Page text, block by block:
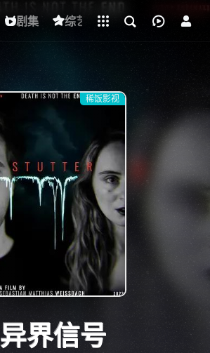
剧集 综艺 动漫 短剧
下载客户端
稀饭影视
异界信号